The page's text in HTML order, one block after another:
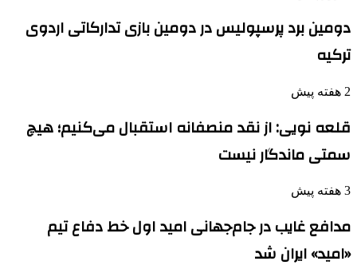
دومین برد پرسپولیس در دومین بازی تدارکاتی اردوی
ترکیه
2 هفته پیش
قلعه نویی: از نقد منصفانه استقبال می‌کنیم؛ هیچ
سمتی ماندگار نیست
3 هفته پیش
مدافع غایب در جام‌جهانی امید اول خط دفاع تیم
«امید» ایران شد